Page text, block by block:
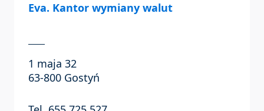
Eva. Kantor wymiany walut
1 maja 32
63-800 Gostyń